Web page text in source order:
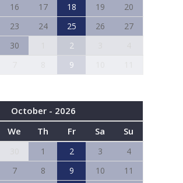
16 17 18 19
20
23 24 25 26
27
30 2
9
October - 2026
We Th Fr Sa Su
1 2 3
4
7 8 9 10
11